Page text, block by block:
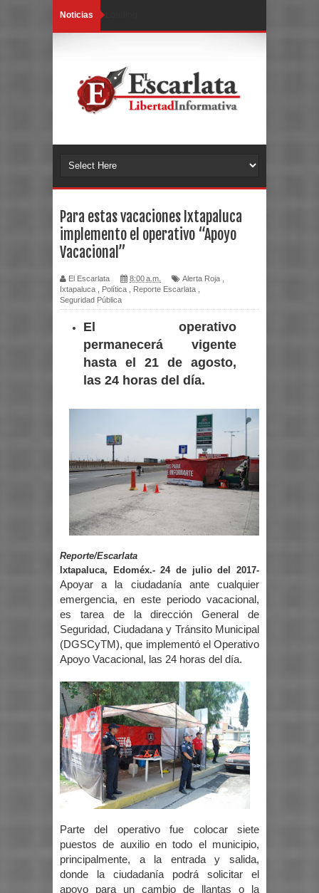
Noticias
Para estas vacaciones Ixtapaluca
implemento el operativo “Apoyo
Vacacional”
El Escarlata 8:00 a.m. Alerta Roja
Ixtapaluca
Política Reporte Escarlata
Seguridad Pública
El operativo
permanecerá vigente
hasta el 21 de agosto,
las 24 horas del día.
Reporte/Escarlata
Ixtapaluca, Edoméx.- 24 de julio del 2017-
Apoyar a la ciudadanía ante cualquier
emergencia, en este periodo vacacional,
es tarea de la dirección General de
Seguridad, Ciudadana y Tránsito Municipal
(DGSCyTM), que implementó el Operativo
Apoyo Vacacional, las 24 horas del día.
Parte del operativo fue colocar siete
puestos de auxilio en todo el municipio,
principalmente, a la entrada y salida,
donde la ciudadanía podrá solicitar el
apoyo para un cambio de llantas o la